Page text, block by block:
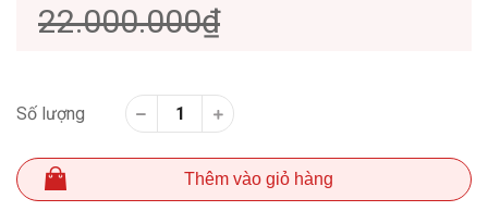
22.000.000₫
Số lượng
Thêm vào giỏ hàng